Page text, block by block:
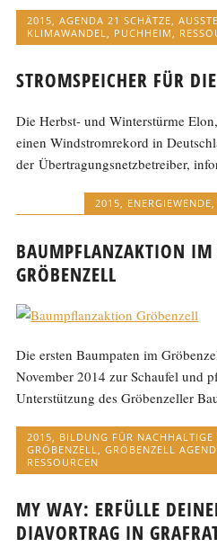
2015 ,AGENDA 21 SCHÄTZE ,
KLIMAWANDEL
PUCHHEIM
STROMSPEICHER FÜR
Die Herbst- und Winterstürme
einen Windstromrekord in
der Übertragungsnetzbetreiber,
2015, ENERGIEWENDE,
BAUMPFLANZAKTION IM
GRÖBENZELL
Die ersten Baumpaten im
November 2014 zur Schaufel und
Unterstützung des Gröbenzeller
2015 BILDUNG FÜR NACHHALTIGE
GRÖBENZELL
,GRÖBENZELL
RESSOURCEN
MY WAY: ERFÜLLE
DIAVORTRAG IN